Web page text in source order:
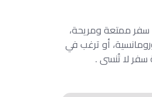
سفر ممتعة ومريحة،
أو ترغب في
سفر لا تُنسى .